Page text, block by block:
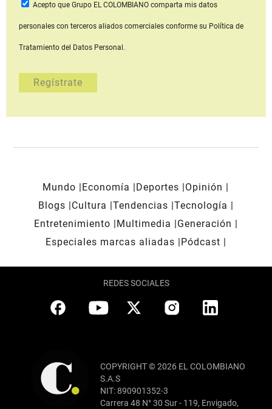
Acepto que Grupo EL COLOMBIANOcomparta mis datos
personales con terceros aliados comerciales conforme su Política de
Tratamiento del Datos Personal.
Mundo Economía Deportes
Opinión
Blogs
Cultura Tendencias Tecnología
Entretenimiento
Multimedia
Generación
Especiales marcas aliadas
Pódcast
REDES SOCIALES
COPYRIGHT © 2026 EL COLOMBIANO
S.A.S
NIT: 890901352-3
Carrera 48 N° 30 Sur - 119, Envigado,